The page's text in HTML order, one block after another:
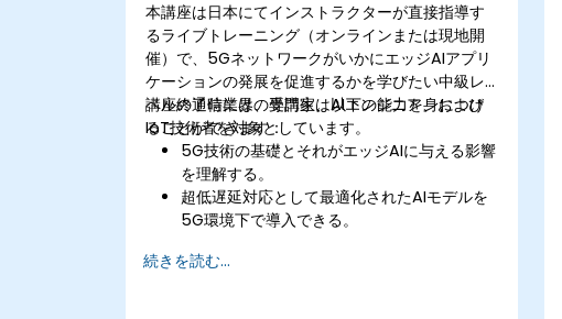
本講座は日本にてインストラクターが直接指導す
るライブトレーニング（オンラインまたは現地開
催）で、5GネットワークがいかにエッジAIアプリ
ケーションの発展を促進するかを学びたい中級レ
ベルの通信業界の専門家、AIエンジニア、および
IoT技術者を対象としています。
講座終了時には、受講生は以下の能力を身につけ
ることができます：
5G技術の基礎とそれがエッジAIに与える影響
を理解する。
超低遅延対応として最適化されたAIモデルを
5G環境下で導入できる。
意思決定システムを実装できる。
続きを読む...